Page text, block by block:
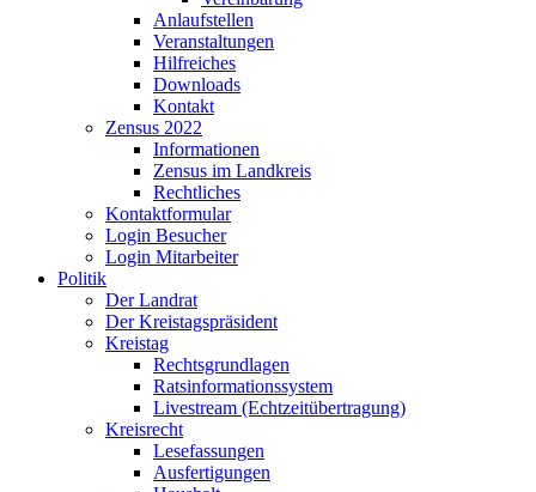
Anlaufstellen
Veranstaltungen
Hilfreiches
Downloads
Kontakt
Zensus 2022
Informationen
Zensus im Landkreis
Rechtliches
Kontaktformular
Login Besucher
Login Mitarbeiter
Politik
Der Landrat
Der Kreistagspräsident
Kreistag
Rechtsgrundlagen
Ratsinformationssystem
Livestream (Echtzeitübertragung)
Kreisrecht
Lesefassungen
Ausfertigungen